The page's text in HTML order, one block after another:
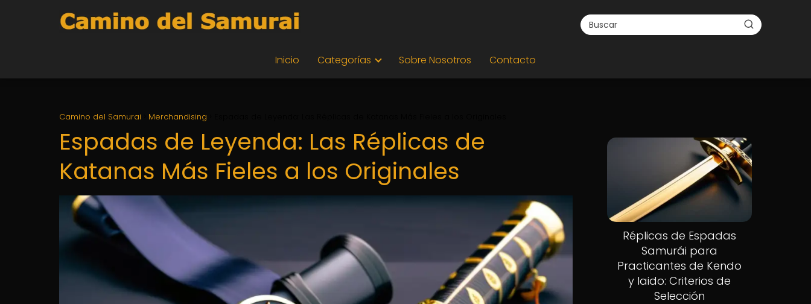
Inicio Categorías Sobre Nosotros Contacto
Camino del Samurai Merchandising
Espadas de Leyenda: Las Réplicas de
Katanas Más Fieles a los Originales
Réplicas de Espadas
Samurái para
Practicantes de Kendo
y Iaido: Criterios de
Selección